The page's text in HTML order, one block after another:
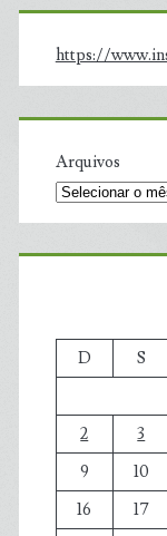
https://
Arquivos
D
S
2
3
9
10
16
17